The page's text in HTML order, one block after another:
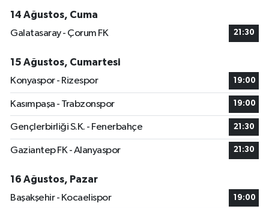
14 Ağustos, Cuma
Galatasaray - Çorum FK
21:30
15 Ağustos, Cumartesi
Konyaspor - Rizespor
19:00
Kasımpaşa - Trabzonspor 19:00
Gençlerbirliği S.K. - Fenerbahçe 21:30
Gaziantep FK - Alanyaspor 21:30
16 Ağustos, Pazar
Başakşehir - Kocaelispor
19:00